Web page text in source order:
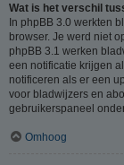
Wat is het verschil
In phpBB 3.0 werkten
browser. Je werd niet
phpBB 3.1 werken
een notificatie krijgen
notificeren als er een
voor bladwijzers en
gebruikerspaneel
Omhoog